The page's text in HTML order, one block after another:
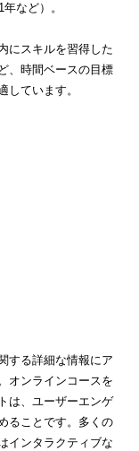
など）。
にスキルを習得した
、時間ベースの目標
しています。
する詳細な情報にア
オンラインコースを
は、ユーザーエンゲ
ることです。多くの
インタラクティブな